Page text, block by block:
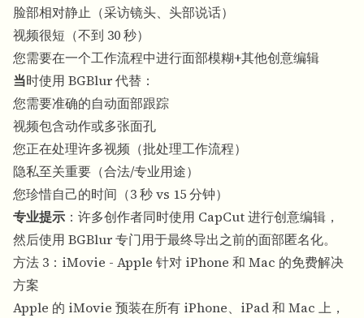
脸部相对静止（采访镜头、头部说话）
视频很短（不到 30 秒）
您需要在一个工作流程中进行面部模糊+其他创意编辑
当时使用 BGBlur 代替：
您需要准确的自动面部跟踪
视频包含动作或多张面孔
您正在处理许多视频（批处理工作流程）
隐私至关重要（合法/专业用途）
您珍惜自己的时间（3 秒 vs 15 分钟）
专业提示 ：许多创作者同时使用 CapCut 进行创意编辑，
然后使用 BGBlur 专门用于最终导出之前的面部匿名化。
方法 3：iMovie - Apple 针对 iPhone 和 Mac 的免费解决
方案
Apple 的 iMovie 预装在所有 iPhone、iPad 和 Mac 上，